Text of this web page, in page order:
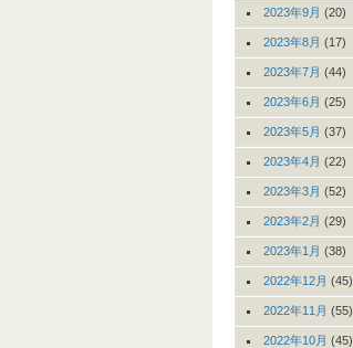
2023年9月 (20)
2023年8月 (17)
2023年7月 (44)
2023年6月 (25)
2023年5月 (37)
2023年4月 (22)
2023年3月 (52)
2023年2月 (29)
2023年1月 (38)
2022年12月 (45)
2022年11月 (55)
2022年10月 (45)